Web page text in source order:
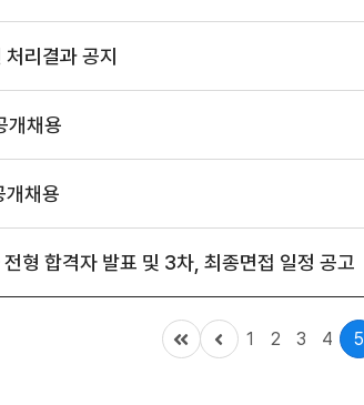
리결과 공지
개채용
채용
형 합격자 발표 및 3차, 최종면접 일정 공고
1 2 3 4 5